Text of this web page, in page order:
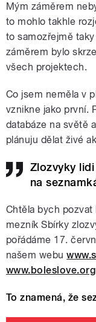
Mým záměrem
to mohlo takhle
to samozřejmě
záměrem bylo
všech projektech.
Co jsem neměla v
vznikne jako první.
databáze na světě
plánuju dělat živé
Zlozvyky
na
Chtěla bych pozvat
mezník Sbírky
pořádáme 17.
našem webu
www.boleslove.org
To znamená, že